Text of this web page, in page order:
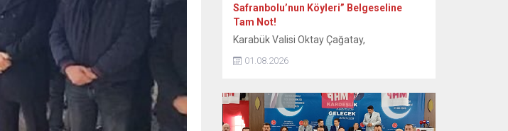
Safranbolu’nun Köyleri” Belgeseline
Tam Not!
Karabük Valisi Oktay Çağatay,
somut olmayan kültürel mirasını kayıt
Köyleri” adlı uzun metraj belgesel filmini
izledi. Vali Oktay Çağatay, Vali Yardımcıları
Erol Özkan ve Kerem Süleyman Yüksel ile
01.08.2026